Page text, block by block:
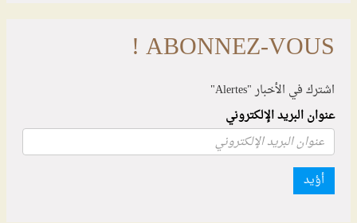
ABONNEZ-VOUS !
اشترك في الأخبار "Alertes"
عنوان البريد الإلكتروني
أؤيد